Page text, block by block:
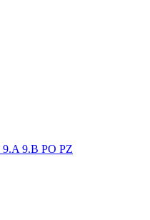
9.A 9.B PO PZ